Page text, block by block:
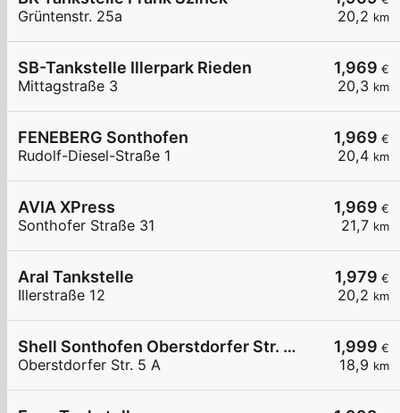
20,2 km
Grüntenstr. 25a
1,969 €
20,3 km
SB-Tankstelle Illerpark Rieden
Mittagstraße 3
1,969 €
20,4 km
FENEBERG Sonthofen
Rudolf-Diesel-Straße 1
1,969 €
21,7 km
AVIA XPress
Sonthofer Straße 31
1,979 €
20,2 km
Aral Tankstelle
Illerstraße 12
1,999 €
18,9 km
Shell Sonthofen Oberstdorfer Str. 5 A
Oberstdorfer Str. 5 A